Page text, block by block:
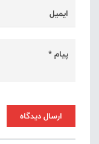
ارسال دیدگاه